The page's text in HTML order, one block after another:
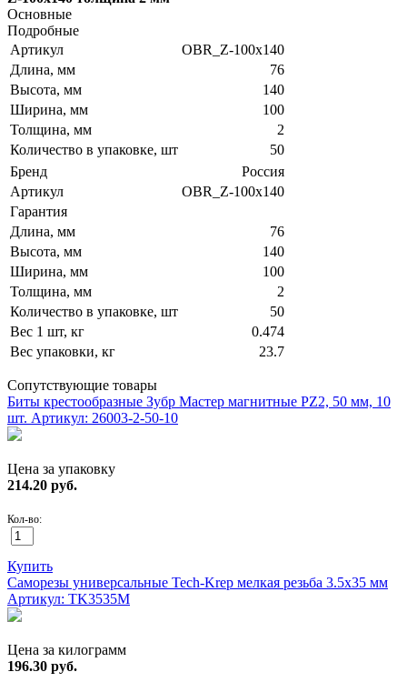
Основные
Подробные
Артикул
OBR_Z-100х140
Длина, мм
76
Высота, мм
140
Ширина, мм
100
Толщина, мм
2
Количество в упаковке, шт
50
Бренд
Россия
Артикул
OBR_Z-100х140
Гарантия
Длина, мм
76
Высота, мм
140
Ширина, мм
100
Толщина, мм
2
Количество в упаковке, шт
50
Вес 1 шт, кг
0.474
Вес упаковки, кг
23.7
Сопутствующие товары
Биты крестообразные Зубр Мастер магнитные PZ2, 50 мм, 10
шт. Артикул: 26003-2-50-10
Цена за упаковку
214.20 руб.
Кол-во:
Купить
Саморезы универсальные Tech-Krep мелкая резьба 3.5х35 мм
Артикул: TK3535M
Цена за килограмм
196.30 руб.